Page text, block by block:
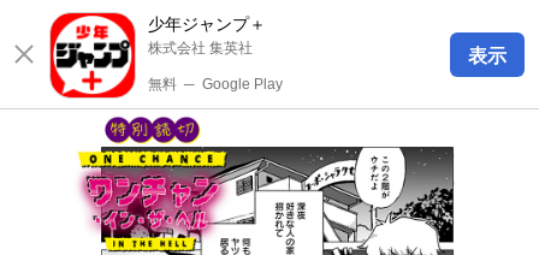
少年ジャンプ＋
株式会社 集英社
無料 ─ Google Play
表示